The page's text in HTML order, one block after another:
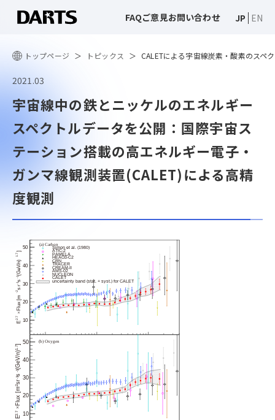
FAQご意見お問い合わせ JP EN
トップページ トピックス CALETによる宇宙線炭素・酸素のスペ
2021.03
宇宙線中の鉄とニッケルのエネルギー
スペクトルデータを公開：国際宇宙ス
テーション搭載の高エネルギー電子・
ガンマ線観測装置(CALET)による高精
度観測